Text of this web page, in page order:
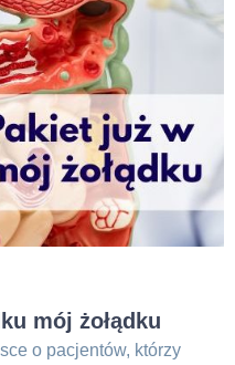
mój żołądku
o pacjentów, którzy